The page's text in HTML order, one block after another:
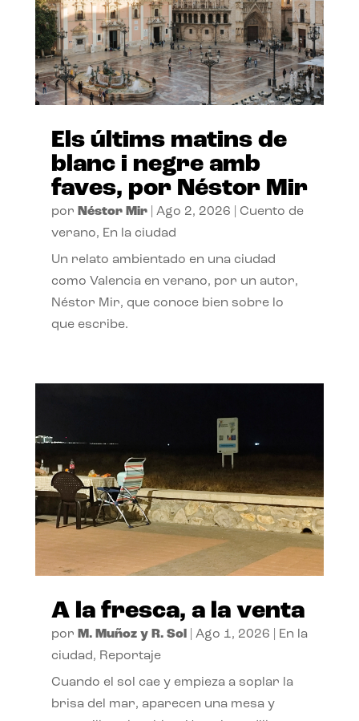
Els últims matins de
blanc i negre amb
faves, por Néstor Mir
por Néstor Mir| Ago 2, 2026
Cuento de
verano, En la ciudad
Un relato ambientado en una ciudad
como Valencia en verano, por un autor,
Néstor Mir, que conoce bien sobre lo
que escribe.
A la fresca, a la venta
por M. Muñoz y R. Sol| Ago 1, 2026
En la
ciudad, Reportaje
Cuando el sol cae y empieza a soplar la
brisa del mar, aparecen una mesa y